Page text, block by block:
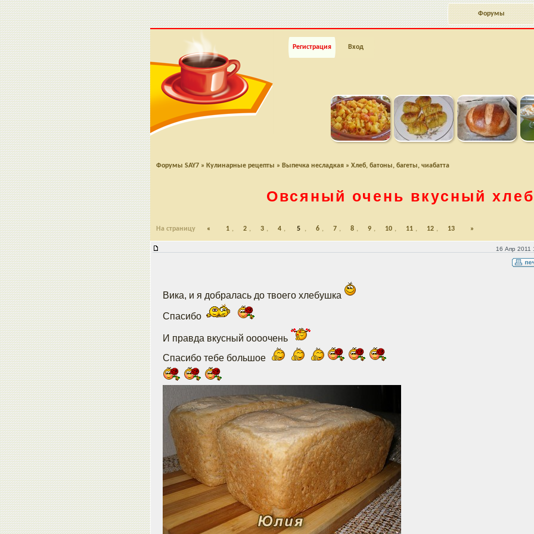
Форумы
Регистрация Вход
Форумы SAY7 » Кулинарные рецепты » Выпечка несладкая » Хлеб, батоны, багеты, чиабатта
Овсяный очень вкусный хлеб
На страницу « 1 , 2 , 3 , 4 , 5 , 6 , 7 , 8 , 9 , 10 , 11 , 12 , 13 »
16 Апр 2011
Вика, и я добралась до твоего хлебушка
Спасибо
И правда вкусный оооочень
Спасибо тебе большое